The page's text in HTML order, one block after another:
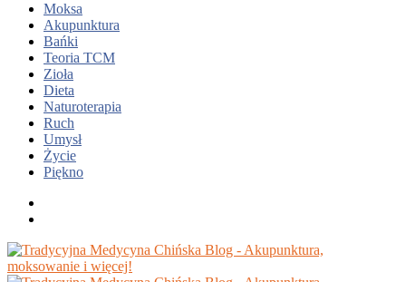
Moksa
Akupunktura
Bańki
Teoria TCM
Zioła
Dieta
Naturoterapia
Ruch
Umysł
Życie
Piękno